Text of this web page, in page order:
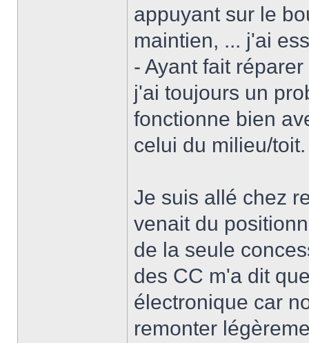
appuyant sur le
maintien, ... j'ai
- Ayant fait
j'ai toujours un
fonctionne bien
celui du milieu/toit.
Je suis allé chez
venait du
de la seule
des CC m'a dit
électronique car
remonter